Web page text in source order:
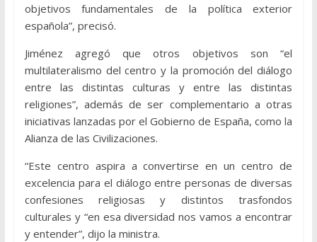
objetivos fundamentales de la política exterior
española”, precisó.
Jiménez agregó que otros objetivos son “el
multilateralismo del centro y la promoción del diálogo
entre las distintas culturas y entre las distintas
religiones”, además de ser complementario a otras
iniciativas lanzadas por el Gobierno de España, como la
Alianza de las Civilizaciones.
“Este centro aspira a convertirse en un centro de
excelencia para el diálogo entre personas de diversas
confesiones religiosas y distintos trasfondos
culturales y “en esa diversidad nos vamos a encontrar
y entender”, dijo la ministra.